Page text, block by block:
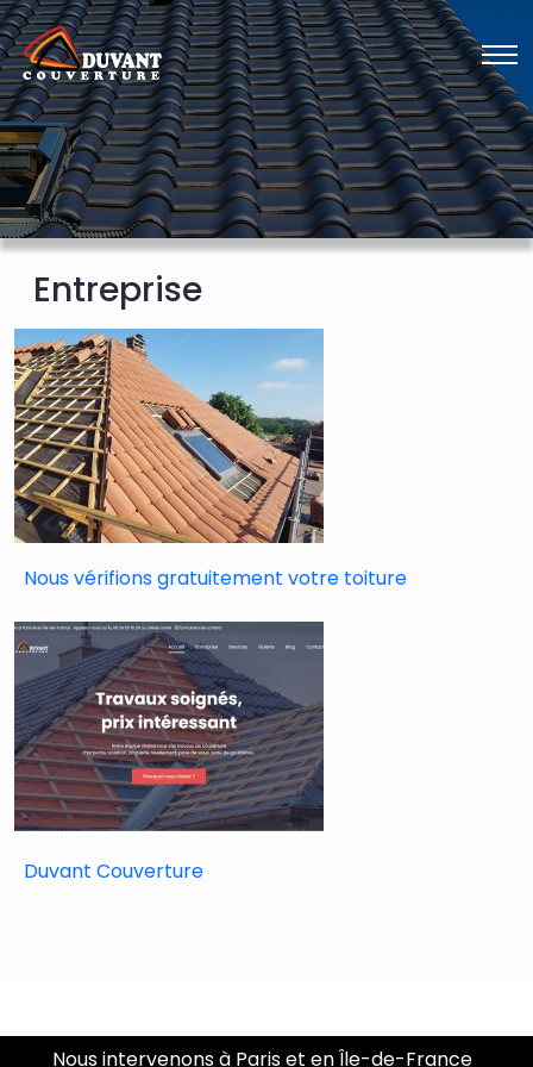
Entreprise
Nous vérifions gratuitement votre toiture
Duvant Couverture
Nous intervenons à Paris et en Île-de-France